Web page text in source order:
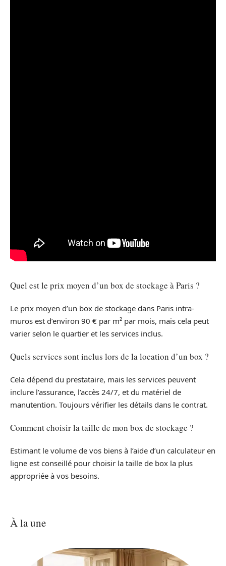
Quel est le prix moyen d’un box de stockage à Paris ?
Le prix moyen d’un box de stockage dans Paris intra-
muros est d’environ 90 € par m² par mois, mais cela peut
varier selon le quartier et les services inclus.
Quels services sont inclus lors de la location d’un box ?
Cela dépend du prestataire, mais les services peuvent
inclure l’assurance, l’accès 24/7, et du matériel de
manutention. Toujours vérifier les détails dans le contrat.
Comment choisir la taille de mon box de stockage ?
Estimant le volume de vos biens à l’aide d’un calculateur en
ligne est conseillé pour choisir la taille de box la plus
appropriée à vos besoins.
À la une